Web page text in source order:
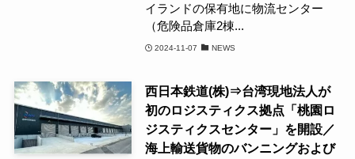
イランドの保有地に物流センター
（危険品倉庫2棟...
2024-11-07 NEWS
西日本鉄道(株)⇒台湾現地法人が
初のロジスティクス拠点「桃園ロ
ジスティクスセンター」を開設／
海上輸送貨物のバンニングおよび